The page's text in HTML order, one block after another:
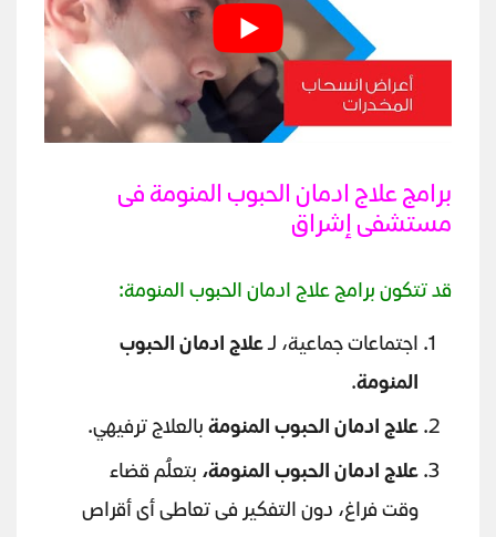
برامج علاج ادمان الحبوب المنومة فى
مستشفى إشراق
قد تتكون برامج علاج ادمان الحبوب المنومة:
اجتماعات جماعية، لـعلاج ادمان الحبوب
المنومة.
علاج ادمان الحبوب المنومة بالعلاج ترفيهي.
علاج ادمان الحبوب المنومة، بتعلُم قضاء
وقت فراغ، دون التفكير فى تعاطى أى أقراص